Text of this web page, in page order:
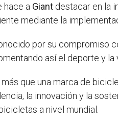
hace a Giant destacar en la
mediante la
por su compromiso
así el deporte y la
que una marca de
la innovación y la
a nivel mundial.